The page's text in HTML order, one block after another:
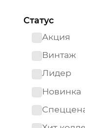
Статус
Акция
Винтаж
Лидер
Новинка